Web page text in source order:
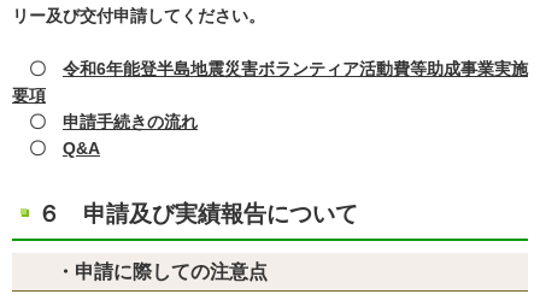
リー及び交付申請してください。
〇 令和6年能登半島地震災害ボランティア活動費等助成事業実施
要項
〇 申請手続きの流れ
〇 Q&A
６ 申請及び実績報告について
・申請に際しての注意点